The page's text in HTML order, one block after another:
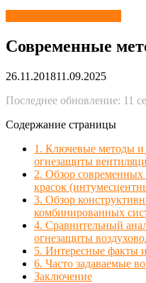
Современные
26.11.201811.09.2025
Последнее обновление: 11
Содержание страницы
1. Ключевые методы и
огнезащиты
2. Обзор
красок
3. Обзор
комбинированных
4. Сравнительный
огнезащиты
5. Интересные факты
6. Часто задаваемые
Заключение